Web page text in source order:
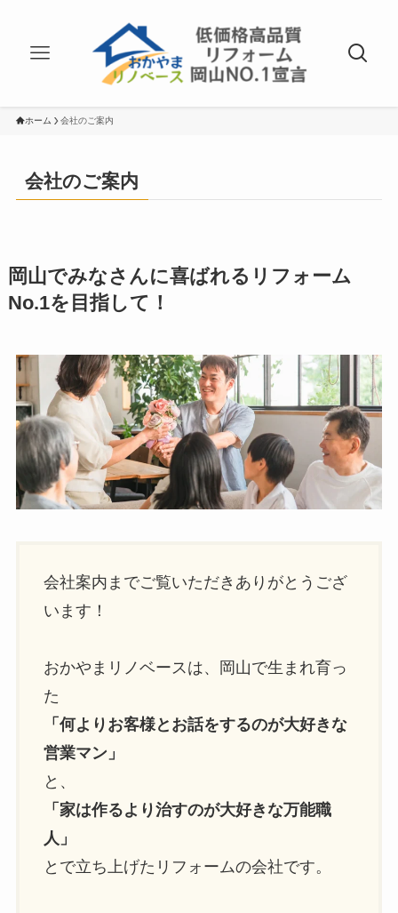
ホーム 会社のご案内
会社のご案内
岡山でみなさんに喜ばれるリフォーム
No.1を目指して！
会社案内までご覧いただきありがとうござ
います！
おかやまリノベースは、岡山で生まれ育っ
た
「何よりお客様とお話をするのが大好きな
営業マン」
と、
「家は作るより治すのが大好きな万能職
人」
とで立ち上げたリフォームの会社です。